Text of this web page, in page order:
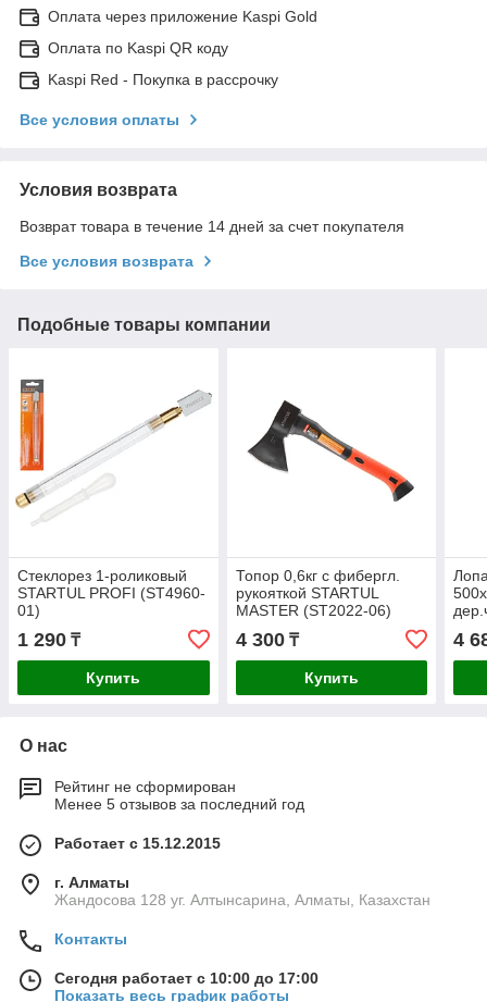
Оплата через приложение Kaspi Gold
Оплата по Kaspi QR коду
Kaspi Red - Покупка в рассрочку
Все условия оплаты
Условия возврата
Возврат товара в течение 14 дней за счет покупателя
Все условия возврата
Подобные товары компании
Стеклорез 1-роликовый
STARTUL PROFI (ST4960-
01)
1 290 ₸
Купить
Топор 0,6кг с фибергл.
рукояткой STARTUL
MASTER (ST2022-06)
4 300₸
Купить
4
О нас
Рейтинг не сформирован
Менее 5 отзывов за последний год
Работает с 15.12.2015
г. Алматы
Жандосова 128 уг. Алтынсарина, Алматы, Казахстан
Контакты
Сегодня работает с 10:00 до 17:00
Показать весь график работы